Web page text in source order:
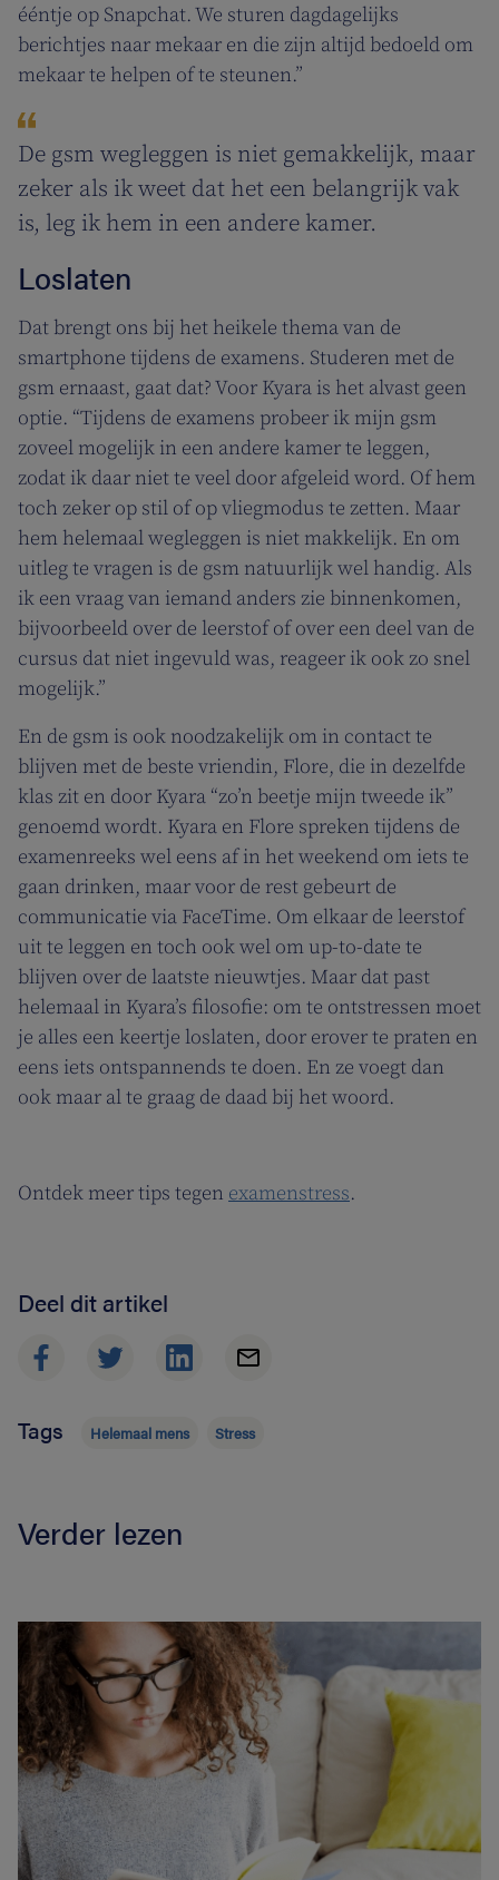
ééntje op Snapchat. We sturen dagdagelijks
berichtjes naar mekaar en die zijn altijd bedoeld om
mekaar te helpen of te steunen.”
De gsm wegleggen is niet gemakkelijk, maar
zeker als ik weet dat het een belangrijk vak
is, leg ik hem in een andere kamer.
Loslaten
Dat brengt ons bij het heikele thema van de
smartphone tijdens de examens. Studeren met de
gsm ernaast, gaat dat? Voor Kyara is het alvast geen
optie. “Tijdens de examens probeer ik mijn gsm
zoveel mogelijk in een andere kamer te leggen,
zodat ik daar niet te veel door afgeleid word. Of hem
toch zeker op stil of op vliegmodus te zetten. Maar
hem helemaal wegleggen is niet makkelijk. En om
uitleg te vragen is de gsm natuurlijk wel handig. Als
ik een vraag van iemand anders zie binnenkomen,
bijvoorbeeld over de leerstof of over een deel van de
cursus dat niet ingevuld was, reageer ik ook zo snel
mogelijk.”
En de gsm is ook noodzakelijk om in contact te
blijven met de beste vriendin, Flore, die in dezelfde
klas zit en door Kyara “zo’n beetje mijn tweede ik”
genoemd wordt. Kyara en Flore spreken tijdens de
examenreeks wel eens af in het weekend om iets te
gaan drinken, maar voor de rest gebeurt de
communicatie via FaceTime. Om elkaar de leerstof
uit te leggen en toch ook wel om up-to-date te
blijven over de laatste nieuwtjes. Maar dat past
helemaal in Kyara’s filosofie: om te ontstressen moet
je alles een keertje loslaten, door erover te praten en
eens iets ontspannends te doen. En ze voegt dan
ook maar al te graag de daad bij het woord.
Ontdek meer tips tegen examenstress.
Deel dit artikel
Tags Helemaal mens Stress
Verder lezen